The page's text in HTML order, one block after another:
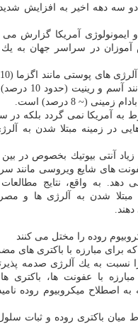
سه دهه اخیر به افزایش
ایمونولوژی آمریكا گزارش
دانش آموزان در سراسر جهان به
آلرژی های تنفسی
(~ 8 درصد) است.
به آمریكا نمی گردد بلكه در
در زمینه مبتلا شدن به
آنتی بیوتیك بخصوص در بین
های شایع ویروسی مانند
دهد. به واقع، نتایج
مبتلا شدن به آلرژی ها و
روده را مختل می كنند
كه برای مبارزه با باكتری
را نسبت به یك آلرژی صدمه
با عفونت ها، باكتری
اصطلاح میكروبیوم روده
میان باكتری روده و ثبات